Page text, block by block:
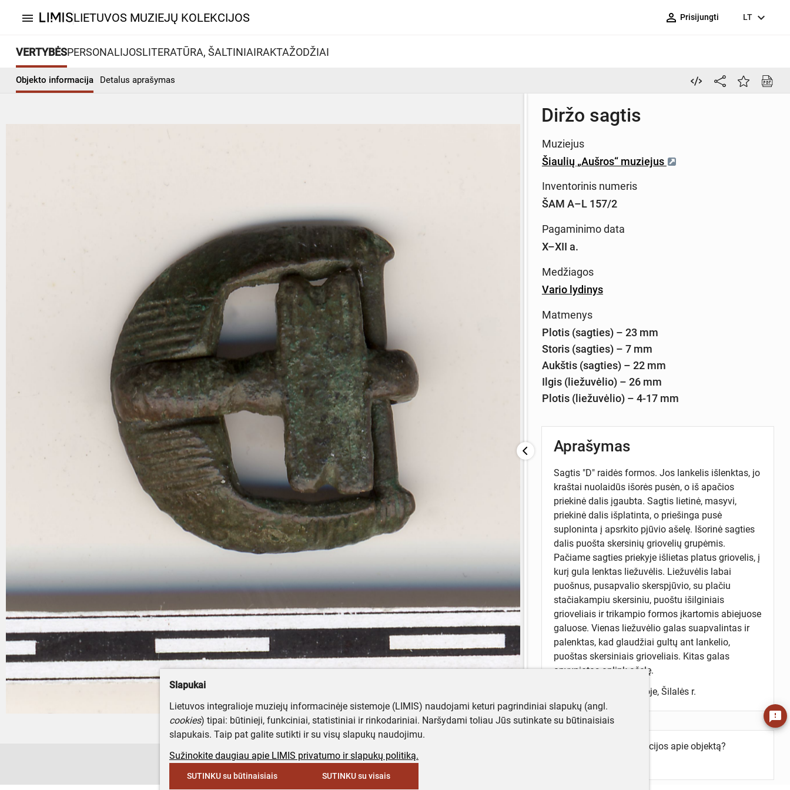
menu LIETUVOS MUZIEJŲ KOLEKCIJOS person_outline Prisijungti LT expand_more
VERTYBĖSPERSONALIJOSLITERATŪRA, ŠALTINIAIRAKTAŽODŽIAI
Objekto informacija Detalus aprašymas
Diržo sagtis
Muziejus
Šiaulių „Aušros“ muziejus
Inventorinis numeris
ŠAM A–L 157/2
Pagaminimo data
X–XII a.
Medžiagos
Vario lydinys
Matmenys
Plotis (sagties) – 23 mm
Storis (sagties) – 7 mm
Aukštis (sagties) – 22 mm
Ilgis (liežuvėlio) – 26 mm
Plotis (liežuvėlio) – 4-17 mm
Aprašymas
Sagtis "D" raidės formos. Jos lankelis išlenktas, jo
kraštai nuolaidūs išorės pusėn, o iš apačios
priekinė dalis įgaubta. Sagtis lietinė, masyvi,
priekinė dalis išplatinta, o priešinga pusė
suploninta į apsrkito pjūvio ašelę. Išorinė sagties
dalis puošta skersinių griovelių grupėmis.
Pačiame sagties priekyje išlietas platus griovelis, į
kurį gula lenktas liežuvėlis. Liežuvėlis labai
puošnus, pusapvalio skerspjūvio, su plačiu
stačiakampiu skersiniu, puoštu išilginiais
grioveliais ir trikampio formos įkartomis abiejuose
galuose. Vienas liežuvėlio galas suapvalintas ir
palenktas, kad glaudžiai gultų ant lankelio,
puoštas skersiniais grioveliais. Kitas galas
apvyniotas aplink ašelę.
Atsitiktinai rasta Upynoje, Šilalės r.
Turite daugiau informacijos apie objektą?
feedback
Slapukai
Lietuvos integralioje muziejų informacinėje sistemoje (LIMIS) naudojami keturi pagrindiniai slapukų (angl.
cookies) tipai: būtinieji, funkciniai, statistiniai ir rinkodariniai. Naršydami toliau Jūs sutinkate su būtinaisiais
slapukais. Taip pat galite sutikti ir su visų slapukų naudojimu.
Sužinokite daugiau apie LIMIS privatumo ir slapukų politiką.
SUTINKU su būtinaisiais SUTINKU su visais